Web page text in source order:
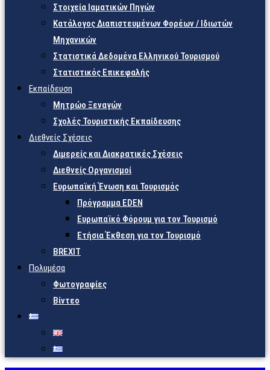
Στοιχεία Ιαματικών Πηγών
Κατάλογος Διαπιστευμένων Φορέων / Ιδιωτών
Μηχανικών
Στατιστικά Δεδομένα Ελληνικού Τουρισμού
Στατιστικός Επικεφαλής
Εκπαίδευση
Μητρώο Ξεναγών
Σχολές Τουριστικής Εκπαίδευσης
Διεθνείς Σχέσεις
Διμερείς και Διακρατικές Σχέσεις
Διεθνείς Οργανισμοί
Ευρωπαϊκή Ένωση και Τουρισμός
Πρόγραμμα EDEN
Ευρωπαϊκό Φόρουμ για τον Τουρισμό
Ετήσια Έκθεση για τον Τουρισμό
BREXIT
Πολυμέσα
Φωτογραφίες
Βίντεο